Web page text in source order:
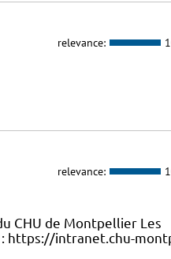
relevance:
relevance:
CHU de Montpellier Les
: https://intranet.chu-